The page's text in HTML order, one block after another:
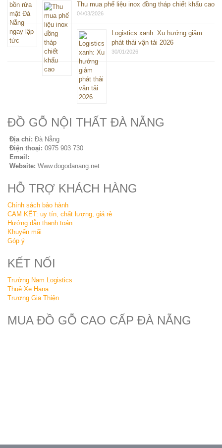
Thu mua phế liệu inox đồng tháp chiết khấu cao
04/03/2026
Logistics xanh: Xu hướng giảm
phát thải vận tải 2026
30/01/2026
ĐỒ GỖ NỘI THẤT ĐÀ NẴNG
Địa chỉ: Đà Nẵng
Điện thoại: 0975 903 730
Email:
Website: Www.dogodanang.net
HỖ TRỢ KHÁCH HÀNG
Chính sách bảo hành
CAM KẾT: uy tín, chất lượng, giá rẻ
Hướng dẫn thanh toán
Khuyến mãi
Góp ý
KẾT NỐI
Trường Nam Logistics
Thuê Xe Hana
Trương Gia Thiện
MUA ĐỒ GỖ CAO CẤP ĐÀ NẴNG